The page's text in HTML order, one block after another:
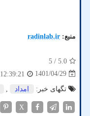
منبع: radinlab.ir
5.0
/ 5
1401/04/29
12:39:21
تگهای خبر:
امداد
X